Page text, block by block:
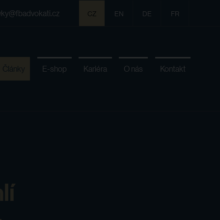
CZ EN DE FR
Články E-shop Kariéra O nás Kontakt